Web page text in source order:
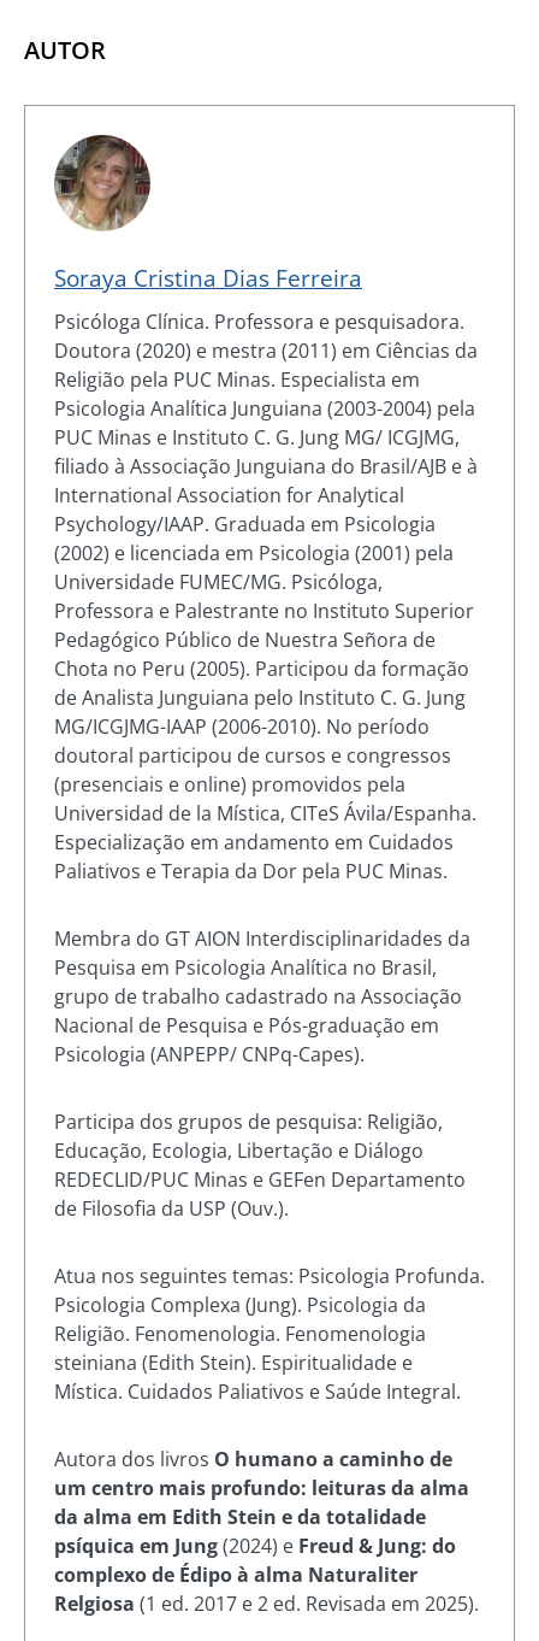
AUTOR
Soraya Cristina Dias Ferreira
Psicóloga Clínica. Professora e pesquisadora.
Doutora (2020) e mestra (2011) em Ciências da
Religião pela PUC Minas. Especialista em
Psicologia Analítica Junguiana (2003-2004) pela
PUC Minas e Instituto C. G. Jung MG/ ICGJMG,
filiado à Associação Junguiana do Brasil/AJB e à
International Association for Analytical
Psychology/IAAP. Graduada em Psicologia
(2002) e licenciada em Psicologia (2001) pela
Universidade FUMEC/MG. Psicóloga,
Professora e Palestrante no Instituto Superior
Pedagógico Público de Nuestra Señora de
Chota no Peru (2005). Participou da formação
de Analista Junguiana pelo Instituto C. G. Jung
MG/ICGJMG-IAAP (2006-2010). No período
doutoral participou de cursos e congressos
(presenciais e online) promovidos pela
Universidad de la Mística, CITeS Ávila/Espanha.
Especialização em andamento em Cuidados
Paliativos e Terapia da Dor pela PUC Minas.
Membra do GT AION Interdisciplinaridades da
Pesquisa em Psicologia Analítica no Brasil,
grupo de trabalho cadastrado na Associação
Nacional de Pesquisa e Pós-graduação em
Psicologia (ANPEPP/ CNPq-Capes).
Participa dos grupos de pesquisa: Religião,
Educação, Ecologia, Libertação e Diálogo
REDECLID/PUC Minas e GEFen Departamento
de Filosofia da USP (Ouv.).
Atua nos seguintes temas: Psicologia Profunda.
Psicologia Complexa (Jung). Psicologia da
Religião. Fenomenologia. Fenomenologia
steiniana (Edith Stein). Espiritualidade e
Mística. Cuidados Paliativos e Saúde Integral.
Autora dos livros O humano a caminho de
um centro mais profundo: leituras da alma
da alma em Edith Stein e da totalidade
psíquica em Jung(2024) e Freud & Jung: do
complexo de Édipo à alma Naturaliter
Relgiosa (1 ed. 2017 e 2 ed. Revisada em 2025).